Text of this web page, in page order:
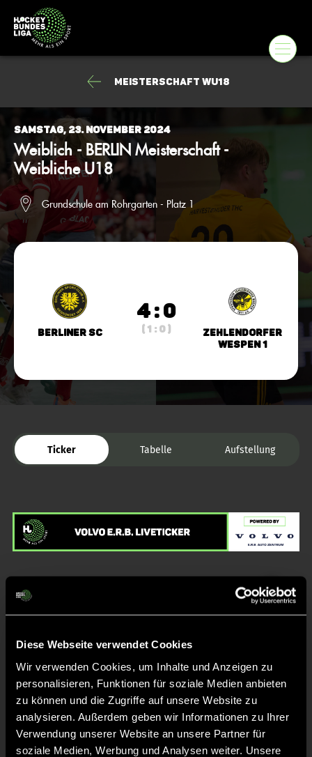
Diese Webseite verwendet Cookies
Wir verwenden Cookies, um Inhalte und Anzeigen zu
personalisieren, Funktionen für soziale Medien anbieten
zu können und die Zugriffe auf unsere Website zu
analysieren. Außerdem geben wir Informationen zu Ihrer
Verwendung unserer Website an unsere Partner für
soziale Medien, Werbung und Analysen weiter. Unsere
Meisterschaft wU18
Samstag, 23. November 2024
Weiblich - BERLIN Meisterschaft -
Weibliche U18
Grundschule am Rohrgarten - Platz 1
Berliner SC
4 : 0
( 1 : 0 )
Zehlendorfer
Wespen 1
Ticker Tabelle Aufstellung
Liveticker
Spiel beendet
TOR 4:0, FELDTOR
TOR 3:0, FELDTOR